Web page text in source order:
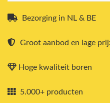
Bezorging in NL & BE
Groot aanbod en lage
Hoge kwaliteit boren
5.000+ producten